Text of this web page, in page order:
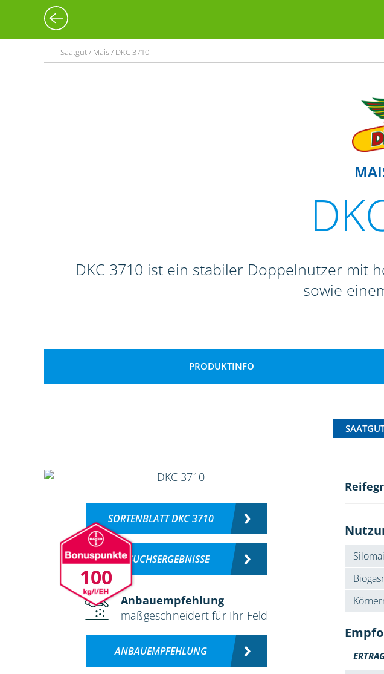
Saatgut / Mais / DKC 3710
DKC 3710 ist ein stabiler Doppelnutzer mit
sowie
PRODUKTINFO
100
SORTENBLATT DKC 3710
VERSUCHSERGEBNISSE
Anbauempfehlung
maßgeschneidert für Ihr Feld
ANBAUEMPFEHLUNG